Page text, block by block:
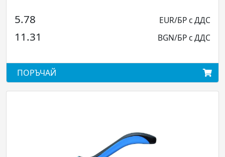
5.78 EUR/БР с ДДС
11.31 BGN/БР с ДДС
ПОРЪЧАЙ